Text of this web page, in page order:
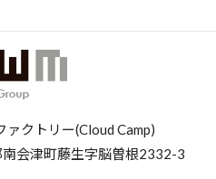
クトリー(Cloud Camp)
会津町藤生字脳曽根2332-3